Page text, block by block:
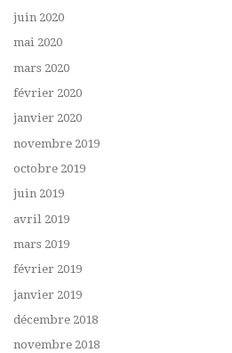
juin 2020
mai 2020
mars 2020
février 2020
janvier 2020
novembre 2019
octobre 2019
juin 2019
avril 2019
mars 2019
février 2019
janvier 2019
décembre 2018
novembre 2018